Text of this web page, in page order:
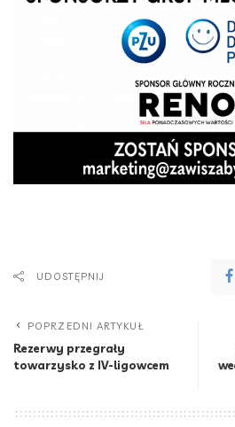
UDOSTĘPNIJ
POPRZEDNI ARTYKUŁ
Rezerwy przegrały
towarzysko z IV-ligowcem